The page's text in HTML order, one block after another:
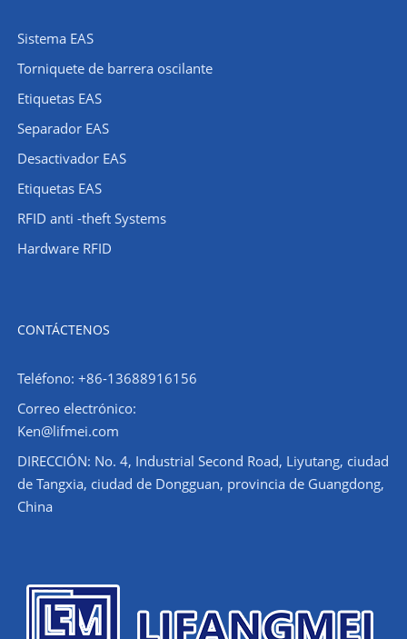
Sistema EAS
Torniquete de barrera oscilante
Etiquetas EAS
Separador EAS
Desactivador EAS
Etiquetas EAS
RFID anti -theft Systems
Hardware RFID
CONTÁCTENOS
Teléfono: +86-13688916156
Correo electrónico:
Ken@lifmei.com
DIRECCIÓN: No. 4, Industrial Second Road, Liyutang, ciudad
de Tangxia, ciudad de Dongguan, provincia de Guangdong,
China